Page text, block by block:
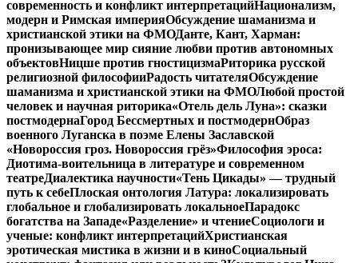
современность и конфликт интерпретацийНационализм,
модерн и Римская империяОбсуждение шаманизма и
христианской этики на ФМОДанте, Кант, Харман:
пронизывающее мир сияние любви против автономных
объектовНицше против гностицизмаРиторика русской
религиозной философииРадость читателяОбсуждение
шаманизма и христианской этики на ФМОЛюбой простой
человек и научная риторика«Отель дель Луна»: сказки
постмодернаГород Бессмертных и постмодернОбраз
военного Луганска в поэме Елены Заславской
«Новороссия гроз. Новороссия грёз»Философия эроса:
Диотима-воительница в литературе и современном
театреДиалектика научности«Тень Цикады» — трудный
путь к себеПлоская онтология Латура: локализировать
глобальное и глобализировать локальноеПарадокс
богатства на Западе«Разделение» и чтениеСоциологи и
ученые: конфликт интерпретацийХристианская
эротическая мистика в жизни и в киноСоциальный